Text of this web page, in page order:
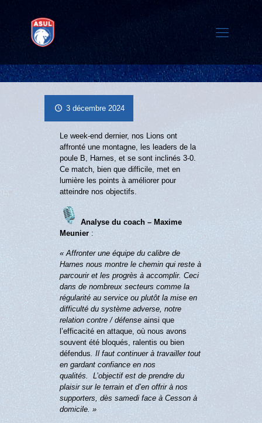
3 décembre 2024
Le week-end dernier, nos Lions ont
affronté une montagne, les leaders de la
poule B, Harnes, et se sont inclinés 3-0.
Ce match, bien que difficile, met en
lumière les points à améliorer pour
atteindre nos objectifs.
Analyse du coach – Maxime
Meunier:
« Affronter une équipe du calibre de
Harnes nous montre le chemin qui reste à
parcourir et les progrès à accomplir. Ceci
dans de nombreux secteurs comme la
régularité au service ou plutôt la mise en
difficulté du système adverse, notre
relation contre / défense ainsi que
l’efficacité en attaque, où nous avons
souvent été bloqués, ralentis ou bien
défendus. Il faut continuer à travailler tout
en gardant confiance en nos
qualités. L’objectif est de prendre du
plaisir sur le terrain et d’en offrir à nos
supporters, dès samedi face à Cesson à
domicile. »